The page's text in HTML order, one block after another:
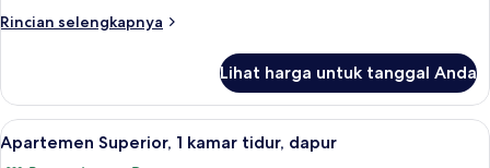
pemandangan
Rincian selengkapnya
Rincian
Suite
Keluarga,
1
kamar
Lihat harga untuk tanggal Anda
Lihat
semua
Apartemen Superior, 1 kamar tidur,
8
Apartemen Superior, 1 kamar tidur, dapur